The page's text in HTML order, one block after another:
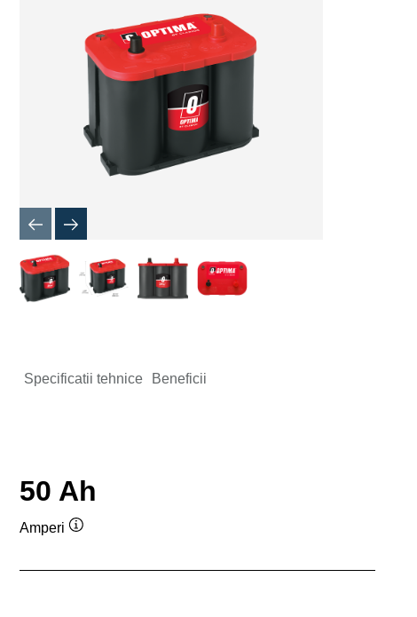
Specificatii tehnice Beneficii
50 Ah
Amperi